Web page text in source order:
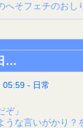
へそフェチのおし
…
05:59 - 日常
」
うな言いがかり？